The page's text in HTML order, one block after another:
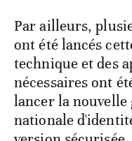
Par ailleurs,
ont été lancés
technique et des
nécessaires ont
lancer la nouvelle
nationale